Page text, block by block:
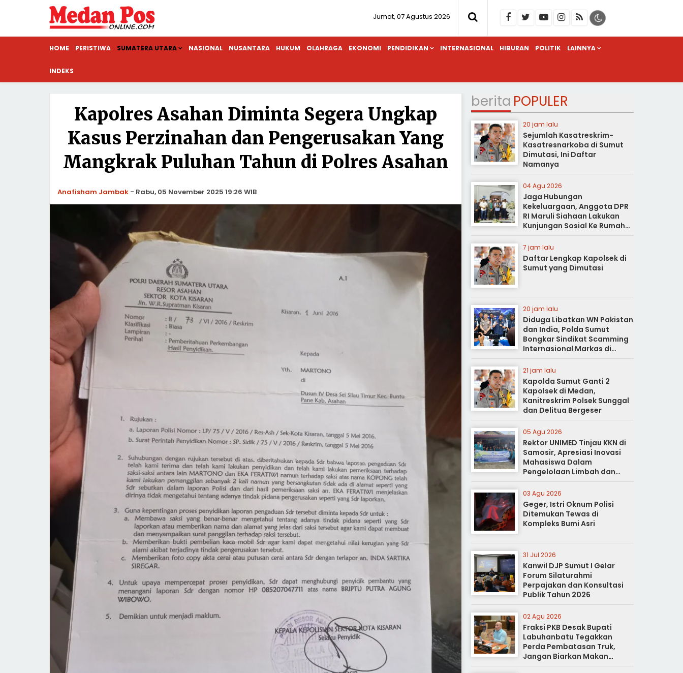
Jumat, 07 Agustus 2026
HOME PERISTIWA SUMATERA UTARA NASIONAL NUSANTARA HUKUM OLAHRAGA EKONOMI PENDIDIKAN INTERNASIONAL HIBURAN POLITIK LAINNYA
INDEKS
Kapolres Asahan Diminta Segera Ungkap
Kasus Perzinahan dan Pengerusakan Yang
Mangkrak Puluhan Tahun di Polres Asahan
Anafisham Jambak - Rabu, 05 November 2025 19:26 WIB
berita POPULER
20 jam lalu
Sejumlah Kasatreskrim-
Kasatresnarkoba di Sumut
Dimutasi, Ini Daftar
Namanya
04 Agu 2026
Jaga Hubungan
Kekeluargaan, Anggota DPR
RI Maruli Siahaan Lakukan
Kunjungan Sosial Ke Rumah
Duka
7 jam lalu
Daftar Lengkap Kapolsek di
Sumut yang Dimutasi
20 jam lalu
Diduga Libatkan WN Pakistan
dan India, Polda Sumut
Bongkar Sindikat Scamming
Internasional Markas di
Apartemen Podomoro
21 jam lalu
Kapolda Sumut Ganti 2
Kapolsek di Medan,
Kanitreskrim Polsek Sunggal
dan Delitua Bergeser
05 Agu 2026
Rektor UNIMED Tinjau KKN di
Samosir, Apresiasi Inovasi
Mahasiswa Dalam
Pengelolaan Limbah dan
Pertanian Ramah Lingkungan
03 Agu 2026
Geger, Istri Oknum Polisi
Ditemukan Tewas di
Kompleks Bumi Asri
31 Jul 2026
Kanwil DJP Sumut I Gelar
Forum Silaturahmi
Perpajakan dan Konsultasi
Publik Tahun 2026
02 Agu 2026
Fraksi PKB Desak Bupati
Labuhanbatu Tegakkan
Perda Pembatasan Truk,
Jangan Biarkan Makan
Korban